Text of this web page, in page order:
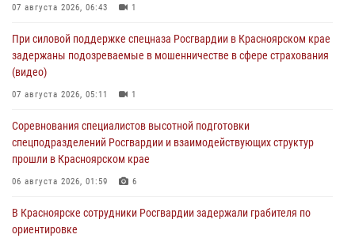
07 августа 2026, 06:43 1
При силовой поддержке спецназа Росгвардии в Красноярском крае
задержаны подозреваемые в мошенничестве в сфере страхования
(видео)
07 августа 2026, 05:11 1
Соревнования специалистов высотной подготовки
спецподразделений Росгвардии и взаимодействующих структур
прошли в Красноярском крае
06 августа 2026, 01:59 6
В Красноярске сотрудники Росгвардии задержали грабителя по
ориентировке